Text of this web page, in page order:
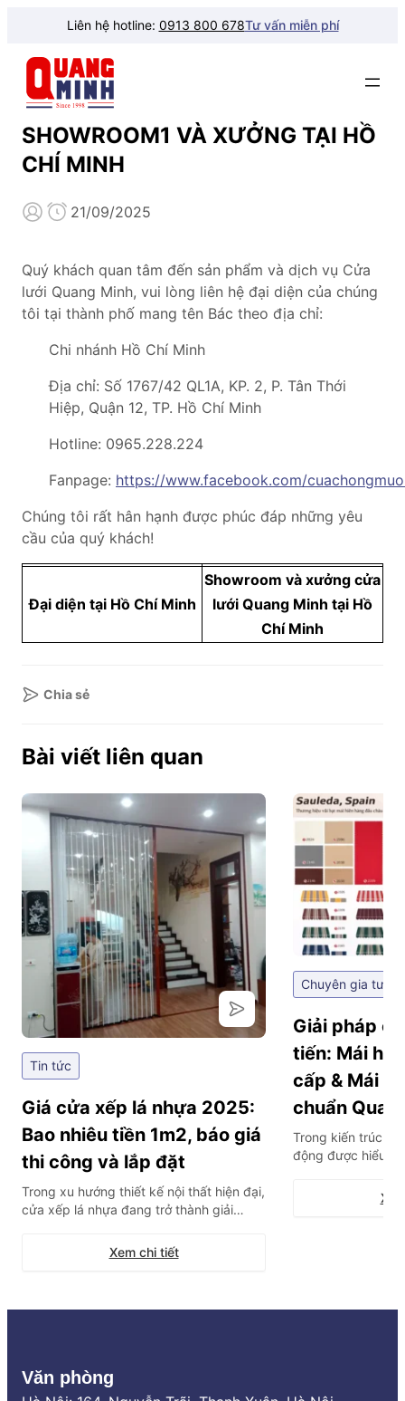
Liên hệ hotline: 0913 800 678Tư vấn miễn phí
SHOWROOM1 VÀ XƯỞNG TẠI HỒ
CHÍ MINH
21/09/2025
Quý khách quan tâm đến sản phẩm và dịch vụ Cửa
lưới Quang Minh, vui lòng liên hệ đại diện của chúng
tôi tại thành phố mang tên Bác theo địa chỉ:
Chi nhánh Hồ Chí Minh
Địa chỉ: Số 1767/42 QL1A, KP. 2, P. Tân Thới
Hiệp, Quận 12, TP. Hồ Chí Minh
Hotline: 0965.228.224
Fanpage: https://www.facebook.com/
Chúng tôi rất hân hạnh được phúc đáp những yêu
cầu của quý khách!
Đại diện tại Hồ Chí Minh
Showroom và xưởng cửa
lưới Quang Minh tại Hồ
Chí Minh
Chia sẻ
Bài viết liên quan
Tin tức
Giá cửa xếp lá nhựa 2025:
Bao nhiêu tiền 1m2, báo giá
thi công và lắp đặt
Trong xu hướng thiết kế nội thất hiện đại,
cửa xếp lá nhựa đang trở thành giải
không gian mở, nhà vệ sinh hay phòng
tắm nhờ khả năng tối ưu diện tích tuyệt
Xem chi tiết
Chuyên gia tư
Giải pháp
tiến: Mái
cấp & Mái
chuẩn
Trong kiến trúc
động được hiểu là
bộ cảm biến, cho
mở hoàn toàn từ
Văn phòng